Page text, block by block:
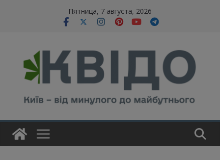
Пятница, 7 августа, 2026
modal-check